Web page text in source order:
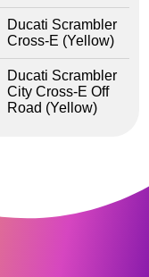
Ducati Scrambler
Cross-E (Yellow)
Ducati Scrambler
City Cross-E Off
Road (Yellow)